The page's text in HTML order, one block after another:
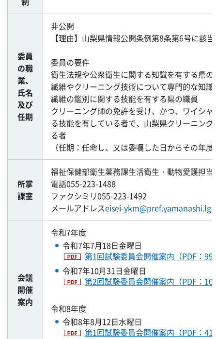
委員
の職
業、
氏名
及び
任期
非公開
【理由】山梨県情報公開条例第8条第6号に該
委員の要件
衛生法規や公衆衛生に関する知識を有する県の
繊維やクリーニング技術について専門的な知識
繊維の鑑別に関する技能を有する県の職員
クリーニング師の免許を受け、かつ、ワイシ
る技能を有している者で、山梨県クリーニン
る者
（任期：任命し、又は委嘱した日からその年
所掌
課室
福祉保健部衛生薬務課生活衛生・動物愛護担当
電話055-223-1488
ファクシミリ055-223-1492
メールアドレスeisei-
会議
開催
案内
令和7年度
令和7年7月18日金曜日
第1回試験委員会開催案内（PDF：
令和7年10月31日金曜日
第2回試験委員会開催案内（PDF：
令和8年度
令和8年8月12日水曜日
第1回試験委員会開催案内（PDF：